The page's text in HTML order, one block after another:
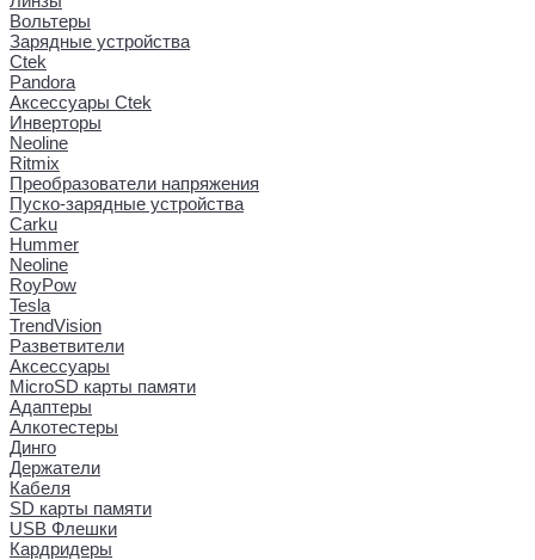
Вольтеры
Зарядные устройства
Ctek
Pandora
Аксессуары Ctek
Инверторы
Neoline
Ritmix
Преобразователи напряжения
Пуско-зарядные устройства
Carku
Hummer
Neoline
RoyPow
Tesla
TrendVision
Разветвители
Аксессуары
MicroSD карты памяти
Адаптеры
Алкотестеры
Динго
Держатели
Кабеля
SD карты памяти
USB Флешки
Кардридеры